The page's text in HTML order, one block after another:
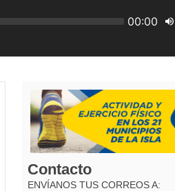
Contacto
ENVÍANOS TUS CORREOS A: